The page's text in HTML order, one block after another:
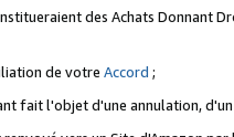
des Achats Donnant
de votre Accord ;
fait l'objet d'une annulation,